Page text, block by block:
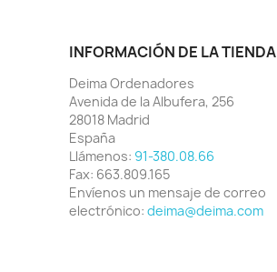
INFORMACIÓN DE LA TIENDA
Deima Ordenadores
Avenida de la Albufera, 256
28018 Madrid
España
Llámenos: 91-380.08.66
Fax: 663.809.165
Envíenos un mensaje de correo
electrónico: deima@deima.com